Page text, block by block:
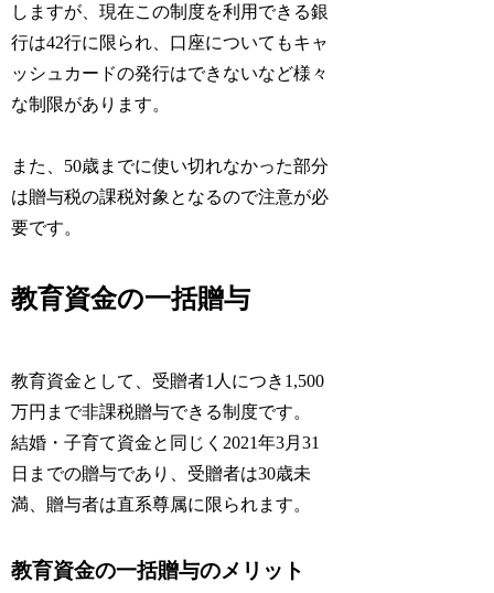
しますが、現在この制度を利用できる銀
行は42行に限られ、口座についてもキャ
ッシュカードの発行はできないなど様々
な制限があります。
また、50歳までに使い切れなかった部分
は贈与税の課税対象となるので注意が必
要です。
教育資金の一括贈与
教育資金として、受贈者1人につき1,500
万円まで非課税贈与できる制度です。
結婚・子育て資金と同じく2021年3月31
日までの贈与であり、受贈者は30歳未
満、贈与者は直系尊属に限られます。
教育資金の一括贈与のメリット